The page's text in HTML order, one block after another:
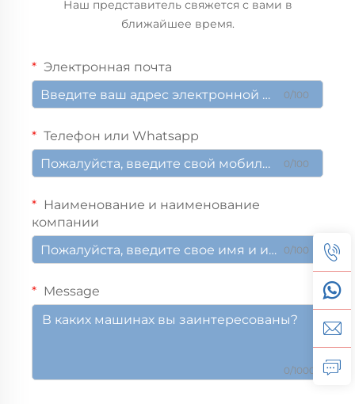
Наш представитель свяжется с вами в
ближайшее время.
Электронная почта
0/100
Телефон или Whatsapp
0/100
Наименование и наименование
компании
0/100
Message
0/1000